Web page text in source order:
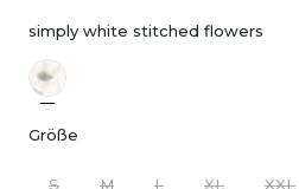
simply white stitched flowers
Größe
S M L XL XXL